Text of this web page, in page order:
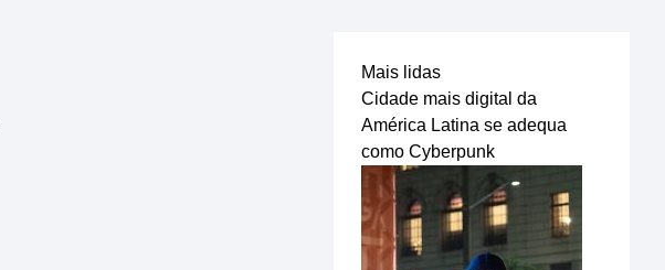
Mais lidas
Cidade mais digital da
América Latina se adequa
como Cyberpunk